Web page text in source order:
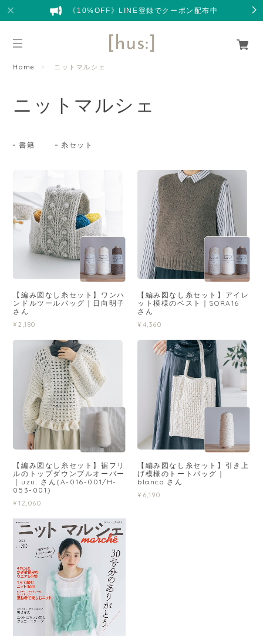
《10%OFF》LINE登録でクーポン配布中
Home ニットマルシェ
ニットマルシェ
書籍 糸セット
【編み図なし糸セット】ワンハ
ンドルツールバッグ｜日向明子
さん
¥2,180
【編み図なし糸セット】アイレ
ット模様のベスト｜SORA16
さん
¥4,360
【編み図なし糸セット】裾フリ
ルのトップダウンプルオーバー
｜uzu. さん(A-016-001/H-
053-001)
¥12,060
【編み図なし糸セット】引き上
げ模様のトートバッグ｜
blanco さん
¥6,190